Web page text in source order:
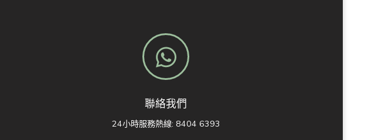
聯絡我們
24小時服務熱線: 8404 6393